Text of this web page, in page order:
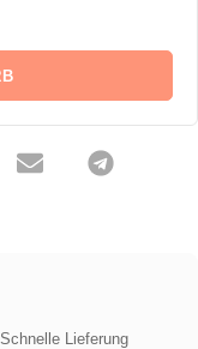
Schnelle Lieferung